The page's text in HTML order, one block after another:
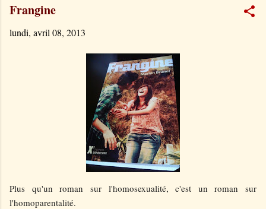
Frangine
lundi, avril 08, 2013
Plus qu'un roman sur l'homosexualité, c'est un roman sur
l'homoparentalité.